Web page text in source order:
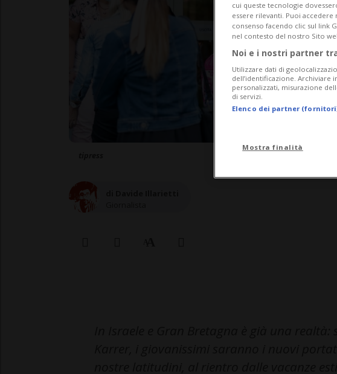
cui queste tecnologie
essere rilevanti. Puoi
consenso facendo clic sul link
nel contesto del nostro Sito
Noi e i nostri partner
Utilizzare dati di
dell’identificazione. Archiviare
personalizzati, misurazione
di servizi.
Elenco dei partner
Mostra finalità